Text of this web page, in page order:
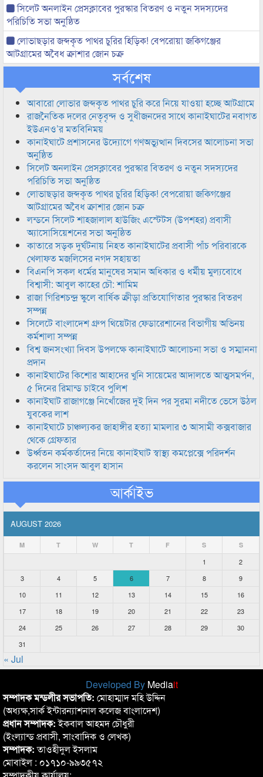
সিলেট অনলাইন প্রেসক্লাবের পুরস্কার বিতরণ ও নতুন সদস্যদের
পরিচিতি সভা অনুষ্ঠিত
লোভাছড়ার জব্দকৃত পাথর চুরির হিড়িক! বেপরোয়া জকিগঞ্জের
আটগ্রামের অবৈধ ক্রাশার জোন চক্র
সর্বশেষ
আবারো লোভার জব্দকৃত পাথর চুরি করে নিয়ে যাওয়া হচ্ছে আটগ্রামে
রাজনৈতিক দলের নেতৃবৃন্দ ও সুধীজনদের সাথে কানাইঘাটের নবাগত
ইউএনও’র মতবিনিময়
কানাইঘাটে প্রশাসনের উদ্যোগে গণঅভ্যুত্থান দিবসের আলোচনা সভা
অনুষ্ঠিত
সিলেট অনলাইন প্রেসক্লাবের পুরস্কার বিতরণ ও নতুন সদস্যদের
পরিচিতি সভা অনুষ্ঠিত
লোভাছড়ার জব্দকৃত পাথর চুরির হিড়িক! বেপরোয়া জকিগঞ্জের
আটগ্রামের অবৈধ ক্রাশার জোন চক্র
লন্ডনে সিলেট শাহজালাল হাউজিং এস্টেটস (উপশহর) প্রবাসী
অ্যাসোসিয়েশনের সভা অনুষ্ঠিত
কাতারে সড়ক দুর্ঘটনায় নিহত কানাইঘাটের প্রবাসী পাঁচ পরিবারকে
খেলাফত মজলিসের নগদ সহায়তা
বিএনপি সকল ধর্মের মানুষের সমান অধিকার ও ধর্মীয় মুল্যবোধে
বিশ্বাসী: আবুল কাহের চৌ: শামিম
রাজা গিরিশচন্দ্র স্কুলে বার্ষিক ক্রীড়া প্রতিযোগিতার পুরস্কার বিতরণ
সম্পন্ন
সিলেটে বাংলাদেশ গ্রুপ থিয়েটার ফেডারেশানের বিভাগীয় অভিনয়
কর্মশালা সম্পন্ন
বিশ্ব জনসংখ্যা দিবস উপলক্ষে কানাইঘাটে আলোচনা সভা ও সম্মাননা
প্রদান
কানাইঘাটের কিশোর আহাদের খুনি সায়েমের আদালতে আত্মসমর্পন,
৫ দিনের রিমান্ড চাইবে পুলিশ
কানাইঘাট রাজাগঞ্জে নিখোঁজের দুই দিন পর সুরমা নদীতে ভেসে উঠল
যুবকের লাশ
কানাইঘাটে চাঞ্চল্যকর জাহাঙ্গীর হত্যা মামলার ৩ আসামী কক্সবাজার
থেকে গ্রেফতার
উর্ধ্বতন কর্মকর্তাদের নিয়ে কানাইঘাট স্বাস্থ্য কমপ্লেক্সে পরিদর্শন
করলেন সাংসদ আবুল হাসান
আর্কাইভ
AUGUST 2026
M T W T F S S
1
2
3
4 5 6 7 8
9
10
11 12 13 14 15
16
17
18 19 20 21 22
23
24
25 26 27 28 29
30
31
« Jul
Developed By Mediait
সম্পাদক মন্ডলীর সভাপতি: মোহাম্মাদ মহি উদ্দিন
(অধ্যক্ষ,সার্ক ইন্টারন্যাশনাল কলেজ বাংলাদেশ)
প্রধান সম্পাদক:ইকবাল আহমদ চৌধুরী
(ইংল্যান্ড প্রবাসী, সাংবাদিক ও লেখক)
সম্পাদক:তাওহীদুল ইসলাম
মোবাইল : ০১৭১০-৯৯৩৫৭২